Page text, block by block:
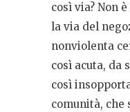
così via? Non
la via del
nonviolenta
così acuta, da
così
comunità,